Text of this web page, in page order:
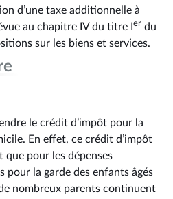
d’une taxe additionnelle à
au chapitre IV du titre I er du
sur les biens et services.
le crédit d’impôt pour la
En effet, ce crédit d’impôt
que pour les dépenses
pour la garde des enfants âgés
nombreux parents continuent